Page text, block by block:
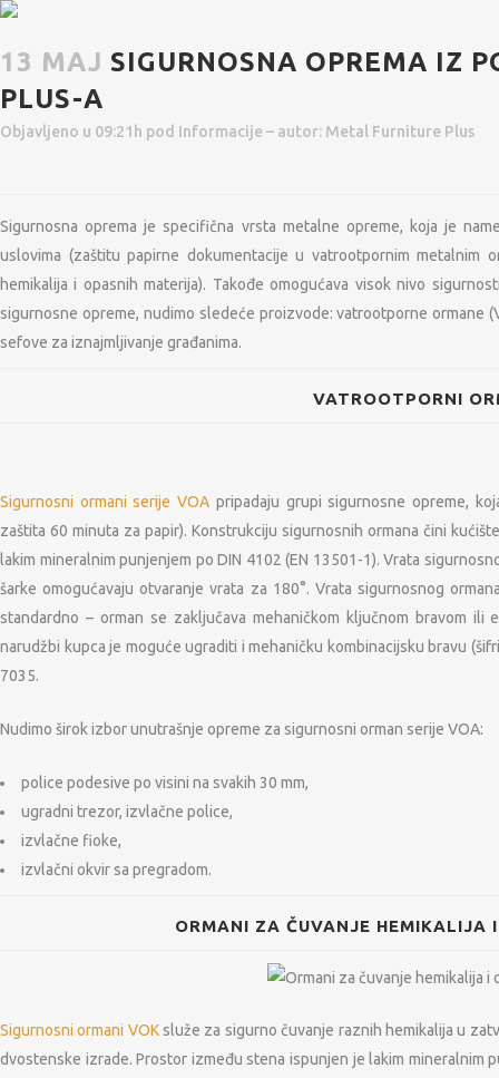
13 MAJ SIGURNOSNA OPREMA IZ
PLUS-A
Objavljeno u 09:21h pod Informacije– autor: Metal Furniture Plus
Sigurnosna oprema je specifična vrsta metalne opreme, koja je
uslovima (zaštitu papirne dokumentacije u vatrootpornim metalnim
hemikalija i opasnih materija). Takođe omogućava visok nivo
sigurnosne opreme, nudimo sledeće proizvode: vatrootporne ormane
sefove za iznajmljivanje građanima.
VATROOTPORNI
Sigurnosni ormani serije VOA pripadaju grupi sigurnosne opreme,
zaštita 60 minuta za papir). Konstrukciju sigurnosnih ormana čini
lakim mineralnim punjenjem po DIN 4102 (EN 13501-1). Vrata
šarke omogućavaju otvaranje vrata za 180°. Vrata sigurnosnog
standardno – orman se zaključava mehaničkom ključnom bravom ili
narudžbi kupca je moguće ugraditi i mehaničku kombinacijsku bravu
7035.
Nudimo širok izbor unutrašnje opreme za sigurnosni orman serije VOA:
police podesive po visini na svakih 30 mm,
ugradni trezor, izvlačne police,
izvlačne fioke,
izvlačni okvir sa pregradom.
ORMANI ZA ČUVANJE HEMIKALIJA
Sigurnosni ormani VOKsluže za sigurno čuvanje raznih hemikalija u
dvostenske izrade. Prostor između stena ispunjen je lakim mineralnim